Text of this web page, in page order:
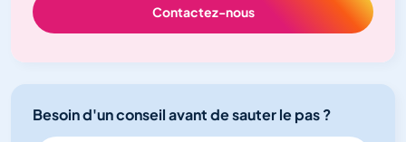
Contactez-nous
Besoin d'un conseil avant de sauter le pas ?